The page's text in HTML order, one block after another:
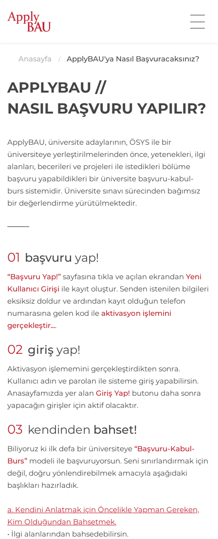
Anasayfa ApplyBAU'ya Nasıl Başvuracaksınız?
APPLYBAU //
NASIL BAŞVURU YAPILIR?
ApplyBAU, üniversite adaylarının, ÖSYS ile bir
üniversiteye yerleştirilmelerinden önce, yetenekleri, ilgi
alanları, becerileri ve projeleri ile istedikleri bölüme
başvuru yapabildikleri bir üniversite başvuru-kabul-
burs sistemidir. Üniversite sınavı sürecinden bağımsız
bir değerlendirme yürütülmektedir.
01 başvuru yap!
“Başvuru Yap!” sayfasına tıkla ve açılan ekrandan Yeni
Kullanıcı Girişi ile kayıt oluştur. Senden istenilen bilgileri
eksiksiz doldur ve ardından kayıt olduğun telefon
numarasına gelen kod ile aktivasyon işlemini
gerçekleştir....
02 giriş yap!
Aktivasyon işlememini gerçekleştirdikten sonra.
Kullanıcı adın ve parolan ile sisteme giriş yapabilirsin.
Anasayfamızda yer alan Giriş Yap! butonu daha sonra
yapacağın girişler için aktif olacaktır.
03 kendinden bahset!
Biliyoruz ki ilk defa bir üniversiteye “Başvuru-Kabul-
Burs” modeli ile başvuruyorsun. Seni sınırlandırmak için
değil, doğru yönlendirebilmek amacıyla aşağıdaki
başlıkları hazırladık.
a. Kendini Anlatmak için Öncelikle Yapman Gereken,
Kim Olduğundan Bahsetmek.
• İlgi alanlarından bahsedebilirsin.